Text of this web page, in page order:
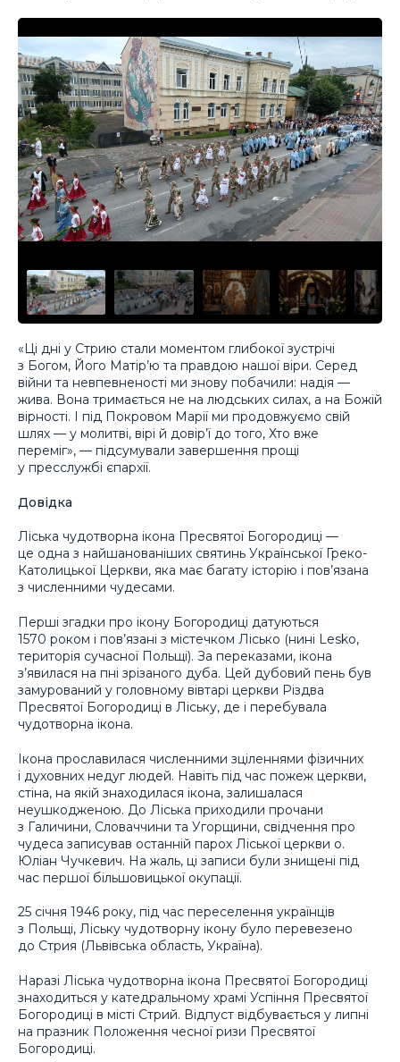
«Ці дні у Стрию стали моментом глибокої зустрічі
з Богом, Його Матір’ю та правдою нашої віри. Серед
війни та невпевненості ми знову побачили: надія —
жива. Вона тримається не на людських силах, а на Божій
вірності. І під Покровом Марії ми продовжуємо свій
шлях — у молитві, вірі й довір’ї до того, Хто вже
переміг», — підсумували завершення прощі
у пресслужбі єпархії.
Довідка
Ліська чудотворна ікона Пресвятої Богородиці —
це одна з найшанованіших святинь Української Греко-
Католицької Церкви, яка має багату історію і пов’язана
з численними чудесами.
Перші згадки про ікону Богородиці датуються
1570 роком і пов’язані з містечком Лісько (нині Lesko,
територія сучасної Польщі). За переказами, ікона
з’явилася на пні зрізаного дуба. Цей дубовий пень був
замурований у головному вівтарі церкви Різдва
Пресвятої Богородиці в Ліську, де і перебувала
чудотворна ікона.
Ікона прославилася численними зціленнями фізичних
і духовних недуг людей. Навіть під час пожеж церкви,
стіна, на якій знаходилася ікона, залишалася
неушкодженою. До Ліська приходили прочани
з Галичини, Словаччини та Угорщини, свідчення про
чудеса записував останній парох Ліської церкви о.
Юліан Чучкевич. На жаль, ці записи були знищені під
час першої більшовицької окупації.
25 січня 1946 року, під час переселення українців
з Польщі, Ліську чудотворну ікону було перевезено
до Стрия (Львівська область, Україна).
Наразі Ліська чудотворна ікона Пресвятої Богородиці
знаходиться у катедральному храмі Успіння Пресвятої
Богородиці в місті Стрий. Відпуст відбувається у липні
на празник Положення чесної ризи Пресвятої
Богородиці.